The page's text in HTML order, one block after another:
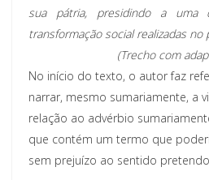
sua pátria, presidindo a uma
transformação social realizadas no
(Trecho com
No início do texto, o autor faz
narrar, mesmo sumariamente, a
relação ao advérbio
que contém um termo que
sem prejuízo ao sentido